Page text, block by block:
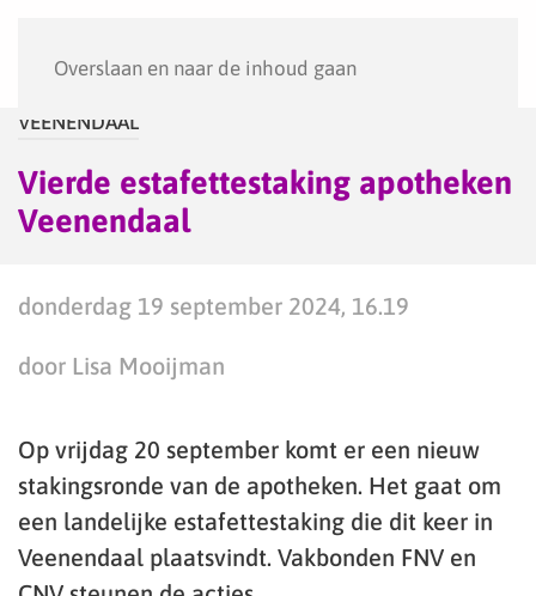
Overslaan en naar de inhoud gaan
VEENENDAAL
Vierde estafettestaking apotheken
Veenendaal
donderdag 19 september 2024, 16.19
door Lisa Mooijman
Op vrijdag 20 september komt er een nieuw
stakingsronde van de apotheken. Het gaat om
een landelijke estafettestaking die dit keer in
Veenendaal plaatsvindt. Vakbonden FNV en